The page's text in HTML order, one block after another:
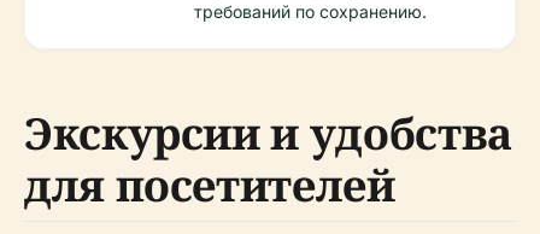
требований по сохранению.
Экскурсии и удобства
для посетителей